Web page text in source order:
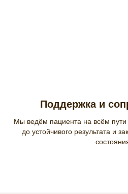
Поддержка и
Мы ведём пациента на всём
до устойчивого результата и